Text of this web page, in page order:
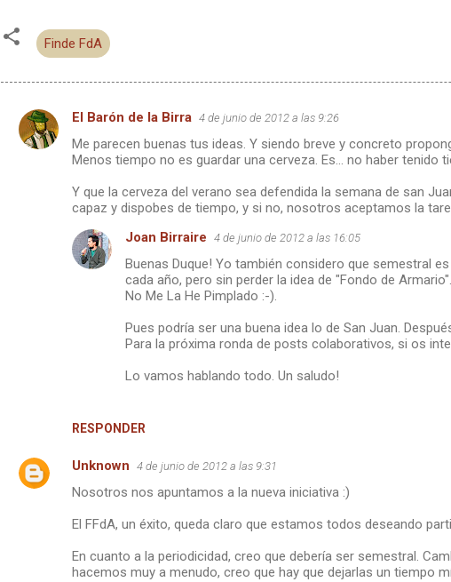
Finde FdA
C
El Barón de la Birra 4 de junio de 2012 a las 9:26
Me parecen buenas tus ideas. Y siendo breve y concreto
Menos tiempo no es guardar una cerveza. Es... no haber tenido
Y que la cerveza del verano sea defendida la semana de san
capaz y dispobes de tiempo, y si no, nosotros aceptamos la
RESPONDER
Joan Birraire 4 de junio de 2012 a las 16:05
Buenas Duque! Yo también considero que semestral
cada año, pero sin perder la idea de "Fondo de
No Me La He Pimplado :-).
Pues podría ser una buena idea lo de San Juan.
Para la próxima ronda de posts colaborativos, si os
Lo vamos hablando todo. Un saludo!
Unknown 4 de junio de 2012 a las 9:31
Nosotros nos apuntamos a la nueva iniciativa :)
El FFdA, un éxito, queda claro que estamos todos deseando
En cuanto a la periodicidad, creo que debería ser semestral.
hacemos muy a menudo, creo que hay que dejarlas un tiempo